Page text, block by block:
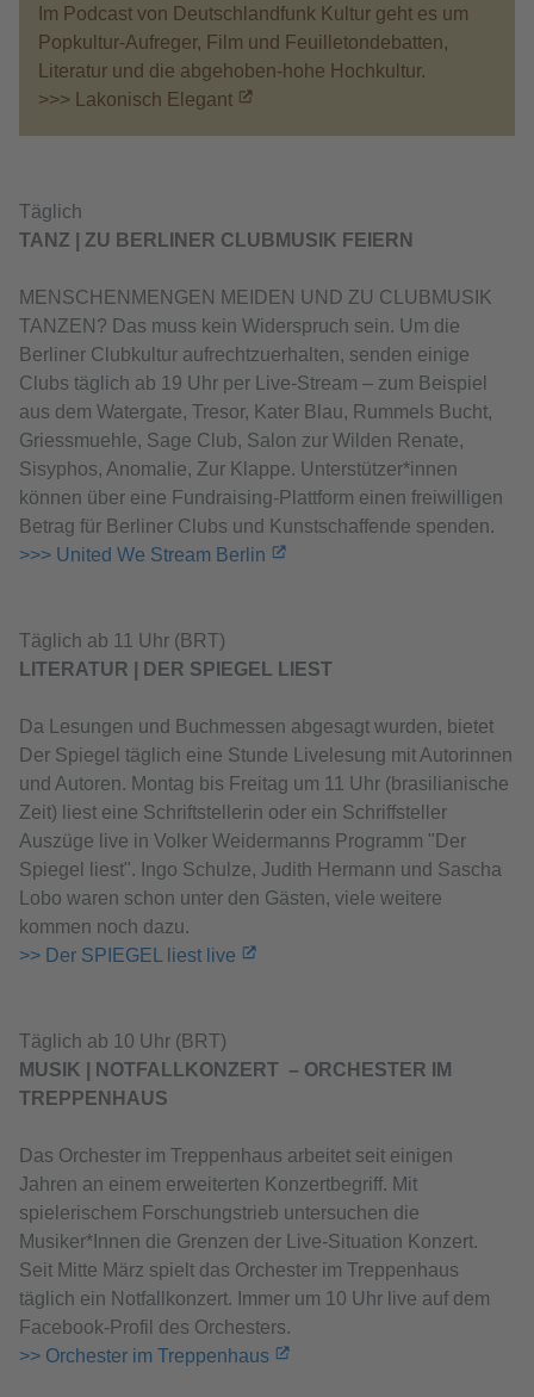
Im Podcast von Deutschlandfunk Kultur geht es um
Popkultur-Aufreger, Film und Feuilletondebatten,
Literatur und die abgehoben-hohe Hochkultur.
>>> Lakonisch Elegant
Täglich
TANZ | ZU BERLINER CLUBMUSIK FEIERN
MENSCHENMENGEN MEIDEN UND ZU CLUBMUSIK
TANZEN? Das muss kein Widerspruch sein. Um die
Berliner Clubkultur aufrechtzuerhalten, senden einige
Clubs täglich ab 19 Uhr per Live-Stream – zum Beispiel
aus dem Watergate, Tresor, Kater Blau, Rummels Bucht,
Griessmuehle, Sage Club, Salon zur Wilden Renate,
Sisyphos, Anomalie, Zur Klappe. Unterstützer*innen
können über eine Fundraising-Plattform einen freiwilligen
Betrag für Berliner Clubs und Kunstschaffende spenden.
>>> United We Stream Berlin
Täglich ab 11 Uhr (BRT)
LITERATUR | DER SPIEGEL LIEST
Da Lesungen und Buchmessen abgesagt wurden, bietet
Der Spiegel täglich eine Stunde Livelesung mit Autorinnen
und Autoren. Montag bis Freitag um 11 Uhr (brasilianische
Zeit) liest eine Schriftstellerin oder ein Schriffsteller
Auszüge live in Volker Weidermanns Programm "Der
Spiegel liest". Ingo Schulze, Judith Hermann und Sascha
Lobo waren schon unter den Gästen, viele weitere
kommen noch dazu.
>> Der SPIEGEL liest live
Täglich ab 10 Uhr (BRT)
MUSIK | NOTFALLKONZERT – ORCHESTER IM
TREPPENHAUS
Das Orchester im Treppenhaus arbeitet seit einigen
Jahren an einem erweiterten Konzertbegriff. Mit
spielerischem Forschungstrieb untersuchen die
Musiker*Innen die Grenzen der Live-Situation Konzert.
Seit Mitte März spielt das Orchester im Treppenhaus
täglich ein Notfallkonzert. Immer um 10 Uhr live auf dem
Facebook-Profil des Orchesters.
>> Orchester im Treppenhaus